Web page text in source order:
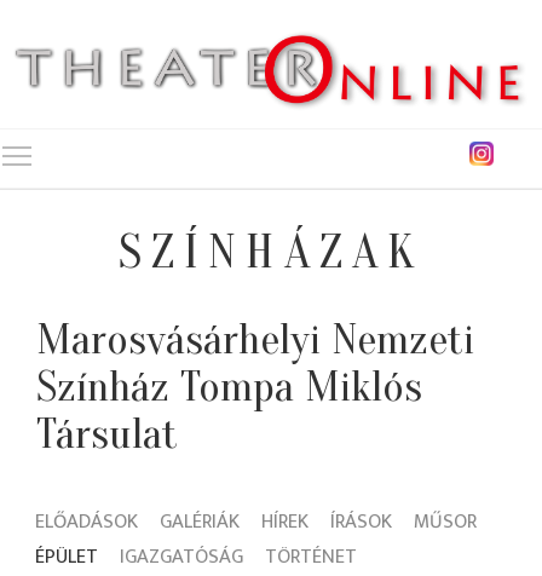
SZÍNHÁZAK
Marosvásárhelyi Nemzeti
Színház Tompa Miklós
Társulat
ELŐADÁSOK GALÉRIÁK HÍREK ÍRÁSOK
MŰSOR
ÉPÜLET
IGAZGATÓSÁG TÖRTÉNET